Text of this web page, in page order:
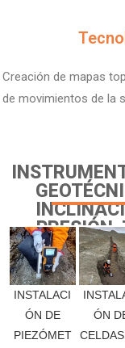
Creación de mapas
de movimientos de la
PRESIÓN,
INSTALACI
ÓN DE
PIEZÓMET
ÓN